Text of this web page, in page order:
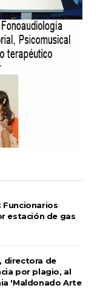
Funcionarios
estación de gas
directora de
por plagio, al
'Maldonado Arte